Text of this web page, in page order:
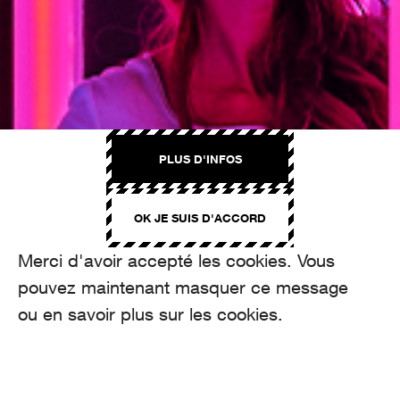
Merci d'avoir accepté les cookies. Vous
pouvez maintenant masquer ce message
ou en savoir plus sur les cookies.
OK JE SUIS D'ACCORD
PLUS D'INFOS